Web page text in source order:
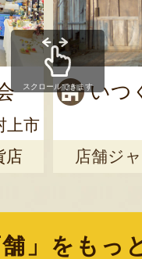
上市
店
いつ
店舗ジ
スクロールできます
舗」をもっ